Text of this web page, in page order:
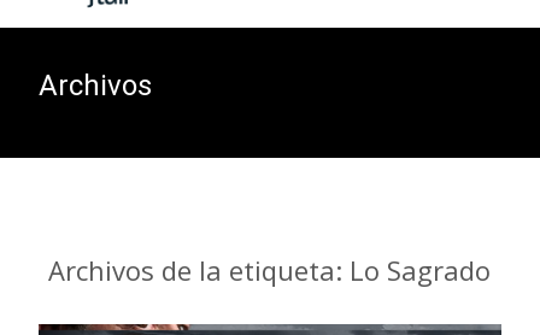
Archivos
Archivos de la etiqueta: Lo Sagrado